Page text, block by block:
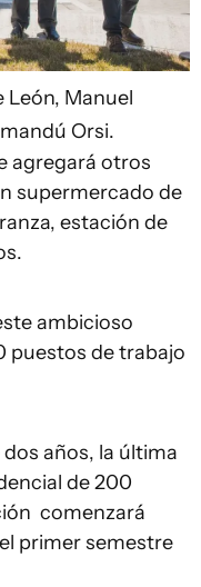
León, Manuel
Orsi.
agregará otros
supermercado de
estación de
ambicioso
puestos de trabajo
años, la última
de 200
comenzará
primer semestre